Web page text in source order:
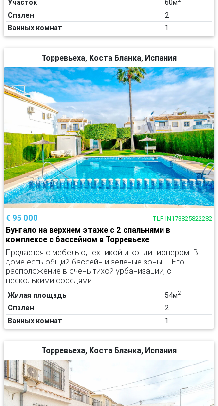
Участок 60м
Спален
2
Ванных комнат
1
Торревьеха, Коста Бланка, Испания
€ 95 000 TLF-IN173825822282
Бунгало на верхнем этаже с 2 спальнями в
комплексе с бассейном в Торревьехе
Продается с мебелью, техникой и кондиционером. В
доме есть общий бассейн и зеленые зоны.. . Его
расположение в очень тихой урбанизации, с
несколькими соседями
Жилая площадь 54м2
Спален
2
Ванных комнат
1
Торревьеха, Коста Бланка, Испания